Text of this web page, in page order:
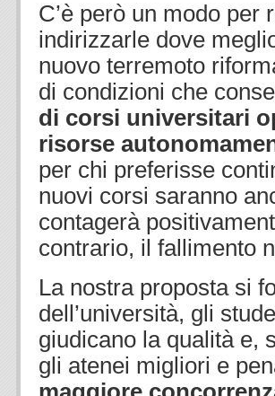
C’è però un modo
indirizzarle dove
nuovo terremoto
di condizioni che
di corsi universitari
risorse
per chi preferisse
nuovi corsi saranno
contagerà
contrario, il fallimento
La nostra proposta si
dell’università, gli
giudicano la qualità e,
gli atenei migliori e